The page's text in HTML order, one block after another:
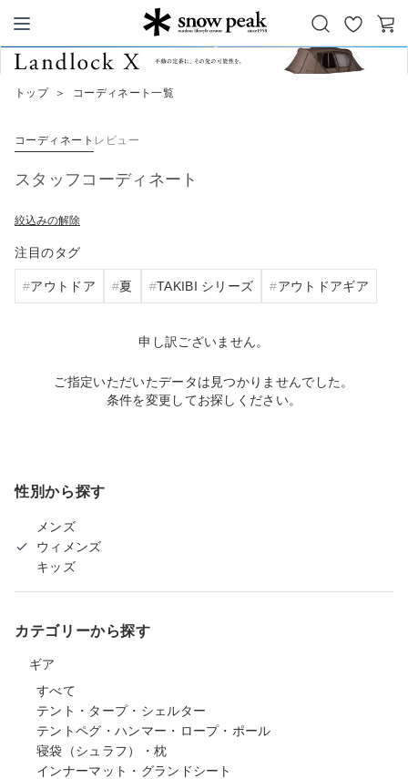
Snow Peak
お
気
カ
トップ ＞ コーディネート一覧
コーディネート レビュー
スタッフコーディネート
絞込みの解除
注目のタグ
アウトドア 夏 TAKIBI シリーズ アウトドアギア
申し訳ございません。
ご指定いただいたデータは見つかりませんでした。
条件を変更してお探しください。
性別から探す
メンズ
ウィメンズ
キッズ
カテゴリーから探す
ギア
すべて
テント・タープ・シェルター
テントペグ・ハンマー・ロープ・ポール
寝袋（シュラフ）・枕
インナーマット・グランドシート